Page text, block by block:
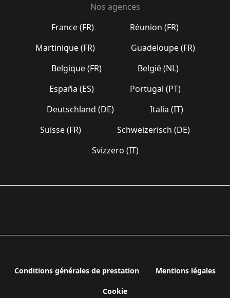
Nos agences
France (FR)
Réunion (FR)
Martinique (FR)
Guadeloupe (FR)
Belgique (FR)
België (NL)
España (ES)
Portugal (PT)
Deutschland (DE)
Italia (IT)
Suisse (FR)
Schweizerisch (DE)
Svizzero (IT)
Conditions générales de prestation Mentions légales
Cookie